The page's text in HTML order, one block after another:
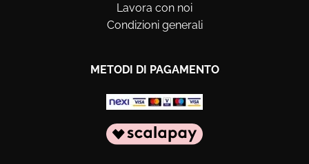
Lavora con noi
Condizioni generali
METODI DI PAGAMENTO